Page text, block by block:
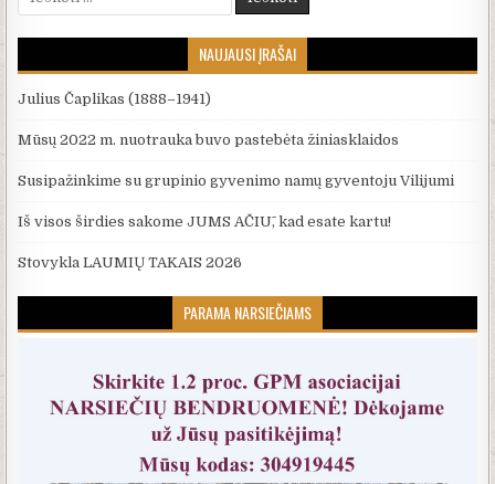
NAUJAUSI ĮRAŠAI
Julius Čaplikas (1888–1941)
Mūsų 2022 m. nuotrauka buvo pastebėta žiniasklaidos
Susipažinkime su grupinio gyvenimo namų gyventoju Vilijumi
Iš visos širdies sakome JUMS AČIŪ, kad esate kartu!
Stovykla LAUMIŲ TAKAIS 2026
PARAMA NARSIEČIAMS